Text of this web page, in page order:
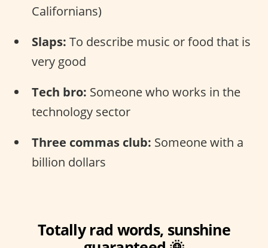
Californians)
Slaps: To describe music or food that is
very good
Tech bro: Someone who works in the
technology sector
Three commas club: Someone with a
billion dollars
Totally rad words, sunshine